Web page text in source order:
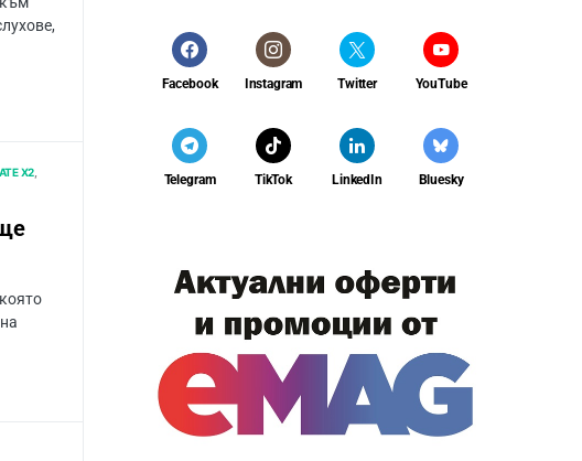
X2
Facebook Instagram Twitter YouTube
Telegram TikTok LinkedIn Bluesky